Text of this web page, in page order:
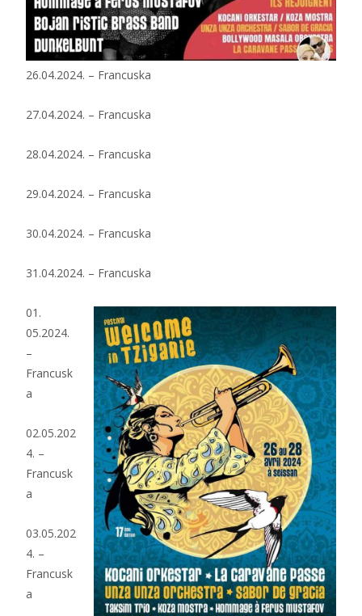
26.04.2024. – Francuska
27.04.2024. – Francuska
28.04.2024. – Francuska
29.04.2024. – Francuska
30.04.2024. – Francuska
31.04.2024. – Francuska
01.
05.2024.
–
Francusk
a
02.05.202
4. –
Francusk
a
03.05.202
4. –
Francusk
a